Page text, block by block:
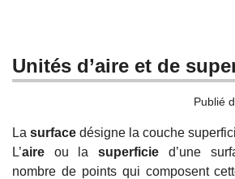
Unités d’aire et de
Publié
La surface désigne la couche
L’aire ou lasuperficie d’une
nombre de points qui composent